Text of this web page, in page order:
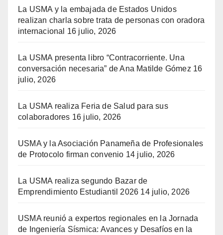
La USMA y la embajada de Estados Unidos
realizan charla sobre trata de personas con oradora
internacional
16 julio, 2026
La USMA presenta libro “Contracorriente. Una
conversación necesaria” de Ana Matilde Gómez 16
julio, 2026
La USMA realiza Feria de Salud para sus
colaboradores 16 julio, 2026
USMA y la Asociación Panameña de Profesionales
de Protocolo firman convenio 14 julio, 2026
La USMA realiza segundo Bazar de
Emprendimiento Estudiantil 2026 14 julio, 2026
USMA reunió a expertos regionales en la Jornada
de Ingeniería Sísmica: Avances y Desafíos en la